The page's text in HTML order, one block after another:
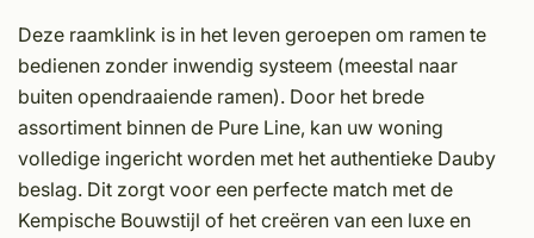
Deze raamklink is in het leven geroepen om ramen te
bedienen zonder inwendig systeem (meestal naar
buiten opendraaiende ramen). Door het brede
assortiment binnen de Pure Line, kan uw woning
volledige ingericht worden met het authentieke Dauby
beslag. Dit zorgt voor een perfecte match met de
Kempische Bouwstijl of het creëren van een luxe en